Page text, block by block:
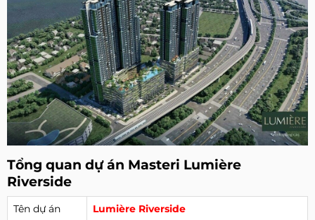
Tổng quan dự án Masteri Lumière
Riverside
Tên dự án Lumière Riverside